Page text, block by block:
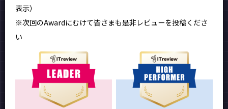
表示）
※次回のAwardにむけて皆さまも是非レビューを投稿くださ
い